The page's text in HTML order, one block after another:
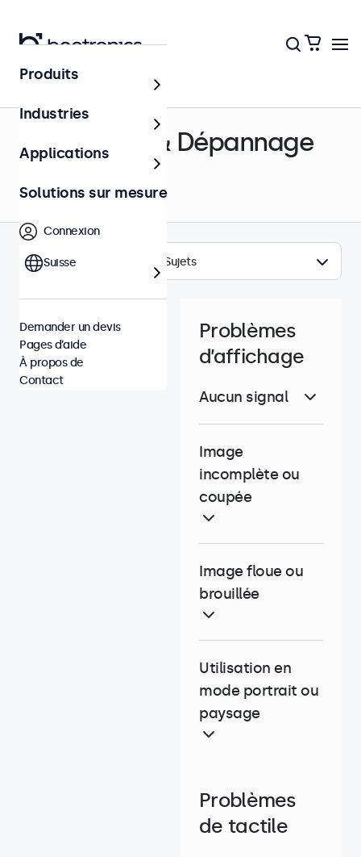
Assistance & Dépannage
Sujets
Problèmes
d’affichage
Aucun signal
Image
incomplète ou
coupée
Image floue ou
brouillée
Utilisation en
mode portrait ou
paysage
Problèmes
de tactile
Produits
Industries
Applications
Solutions sur mesure
Connexion
Suisse
Demander un devis
Pages d’aide
À propos de
Contact